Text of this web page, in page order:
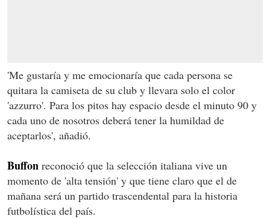
'Me gustaría y me emocionaría que cada persona se
quitara la camiseta de su club y llevara solo el color
'azzurro'. Para los pitos hay espacio desde el minuto 90 y
cada uno de nosotros deberá tener la humildad de
aceptarlos', añadió.
Buffon reconoció que la selección italiana vive un
momento de 'alta tensión' y que tiene claro que el de
mañana será un partido trascendental para la historia
futbolística del país.